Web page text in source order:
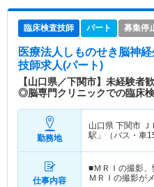
臨床検査技師 パート 募集停
医療法人しものせき脳神
技師求人(パート)
【山口県／下関市】未経験者
◎脳専門クリニックでの臨床
勤務地
山口県 下関市
駅」（バス・車
仕事内容
■ＭＲＩの撮影
ＭＲＩの撮影が